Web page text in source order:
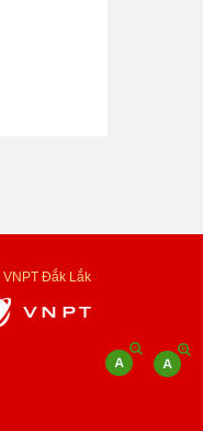
VNPT Đắk Lắk